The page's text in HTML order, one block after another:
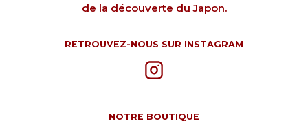
de la découverte du Japon.
RETROUVEZ-NOUS SUR INSTAGRAM
NOTRE BOUTIQUE